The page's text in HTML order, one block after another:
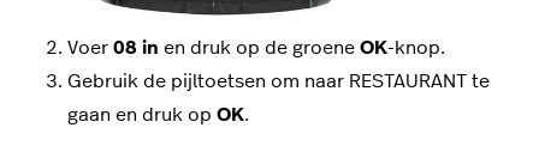
Voer 08 in en druk op de groene OK-knop.
Gebruik de pijltoetsen om naar RESTAURANT te
gaan en druk op OK.